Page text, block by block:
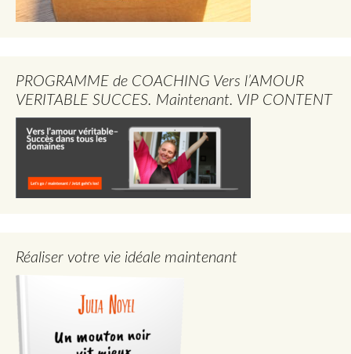
PROGRAMME de COACHING Vers l’AMOUR
VERITABLE SUCCES. Maintenant. VIP CONTENT
Réaliser votre vie idéale maintenant